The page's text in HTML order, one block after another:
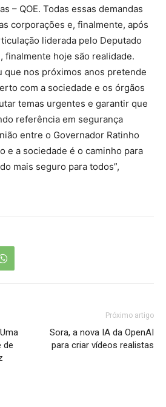
– QOE. Todas essas demandas
corporações e, finalmente, após
liderada pelo Deputado
finalmente hoje são realidade.
que nos próximos anos pretende
com a sociedade e os órgãos
temas urgentes e garantir que
referência em segurança
entre o Governador Ratinho
e a sociedade é o caminho para
mais seguro para todos”,
de
Próximo artigo
Sora, a nova IA da OpenAI
para criar vídeos realistas